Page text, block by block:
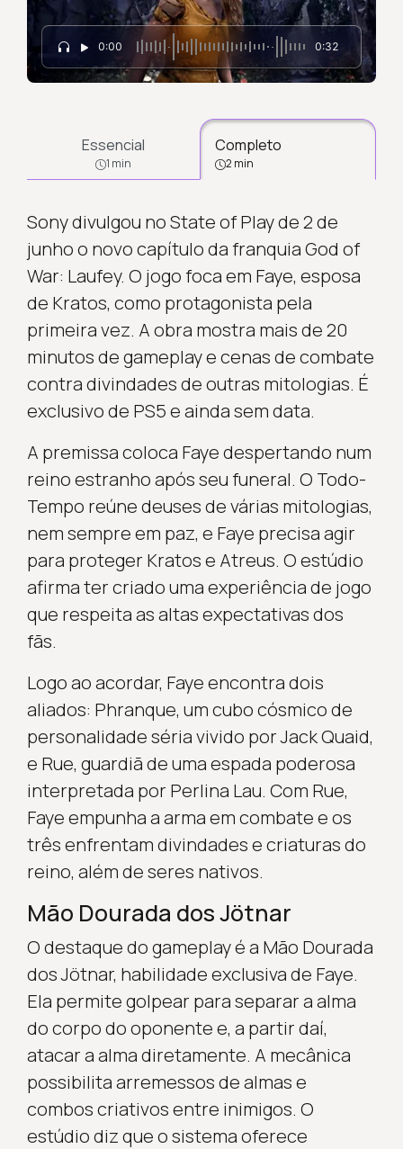
0:00 0:32
Essencial
1 min
Completo
2 min
Sony divulgou no State of Play de 2 de
junho o novo capítulo da franquia God of
War: Laufey. O jogo foca em Faye, esposa
de Kratos, como protagonista pela
primeira vez. A obra mostra mais de 20
minutos de gameplay e cenas de combate
contra divindades de outras mitologias. É
exclusivo de PS5 e ainda sem data.
A premissa coloca Faye despertando num
reino estranho após seu funeral. O Todo-
Tempo reúne deuses de várias mitologias,
nem sempre em paz, e Faye precisa agir
para proteger Kratos e Atreus. O estúdio
afirma ter criado uma experiência de jogo
que respeita as altas expectativas dos
fãs.
Logo ao acordar, Faye encontra dois
aliados: Phranque, um cubo cósmico de
personalidade séria vivido por Jack Quaid,
e Rue, guardiã de uma espada poderosa
interpretada por Perlina Lau. Com Rue,
Faye empunha a arma em combate e os
três enfrentam divindades e criaturas do
reino, além de seres nativos.
Mão Dourada dos Jötnar
O destaque do gameplay é a Mão Dourada
dos Jötnar, habilidade exclusiva de Faye.
Ela permite golpear para separar a alma
do corpo do oponente e, a partir daí,
atacar a alma diretamente. A mecânica
possibilita arremessos de almas e
combos criativos entre inimigos. O
estúdio diz que o sistema oferece